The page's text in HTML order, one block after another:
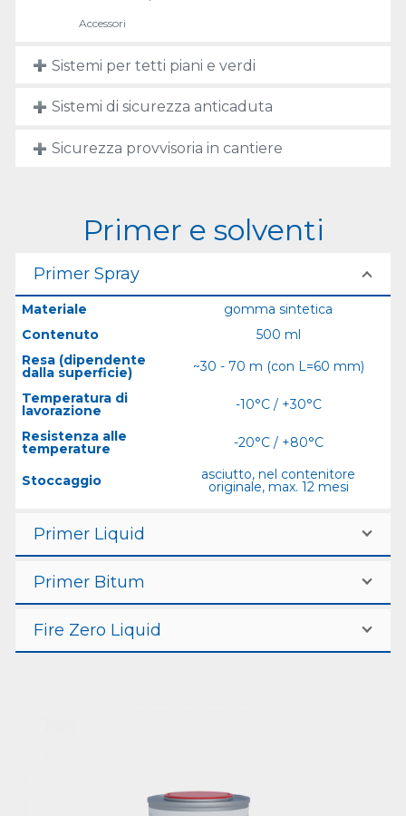
Accessori
Sistemi per tetti piani e verdi
Sistemi di sicurezza anticaduta
Sicurezza provvisoria in cantiere
Primer e solventi
Primer Spray
Materiale
gomma sintetica
Contenuto
500 ml
Resa (dipendente
dalla superficie)
~30 - 70 m (con L=60 mm)
Temperatura di
lavorazione
-10°C / +30°C
Resistenza alle
temperature -20°C / +80°C
Stoccaggio asciutto, nel contenitore
originale, max. 12 mesi
Primer Liquid
Primer Bitum
Fire Zero Liquid